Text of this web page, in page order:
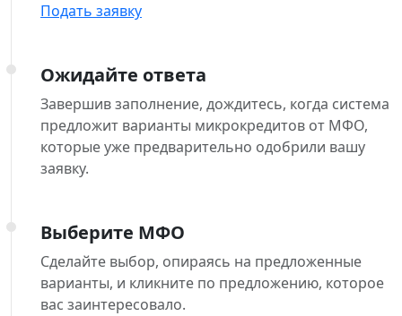
Подать заявку
Ожидайте ответа
Завершив заполнение, дождитесь, когда система
предложит варианты микрокредитов от МФО,
которые уже предварительно одобрили вашу
заявку.
Выберите МФО
Сделайте выбор, опираясь на предложенные
варианты, и кликните по предложению, которое
вас заинтересовало.